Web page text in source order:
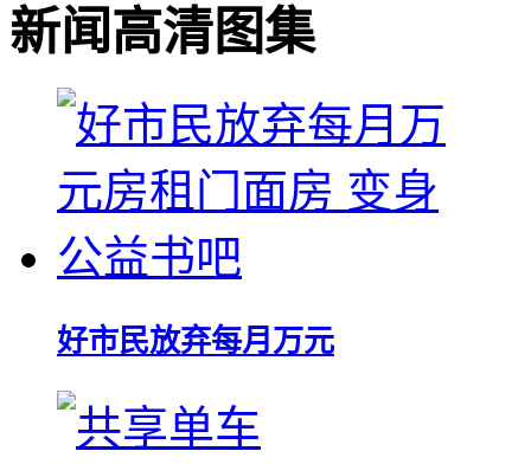
新闻高清图集
好市民放弃每月万元